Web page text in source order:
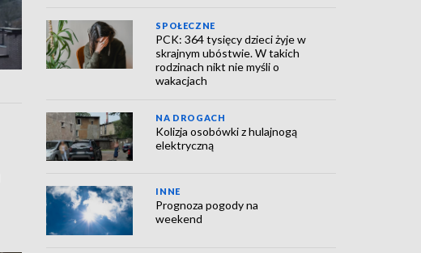
SPOŁECZNE
PCK: 364 tysięcy dzieci żyje w
skrajnym ubóstwie. W takich
rodzinach nikt nie myśli o
wakacjach
NA DROGACH
Kolizja osobówki z hulajnogą
elektryczną
INNE
Prognoza pogody na
weekend